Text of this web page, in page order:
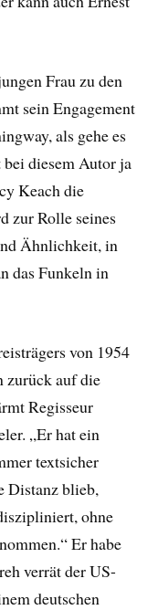
Frau zu den
sein Engagement
als gehe es
diesem Autor ja
Keach die
zur Rolle seines
Ähnlichkeit, in
das Funkeln in
von 1954
zurück auf die
Regisseur
„Er hat ein
textsicher
Distanz blieb,
ohne
Er habe
verrät der US-
deutschen